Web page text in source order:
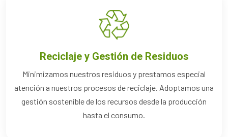
Reciclaje y Gestión de Residuos
Minimizamos nuestros residuos y prestamos especial
atención a nuestros procesos de reciclaje. Adoptamos una
gestión sostenible de los recursos desde la producción
hasta el consumo.